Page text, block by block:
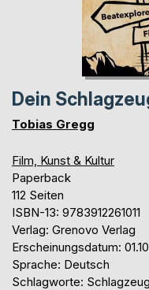
Dein
Tobias Gregg
Film, Kunst & Kultur
Paperback
112 Seiten
ISBN-13: 9783912261011
Verlag: Grenovo Verlag
Erscheinungsdatum:
Sprache: Deutsch
Schlagworte: